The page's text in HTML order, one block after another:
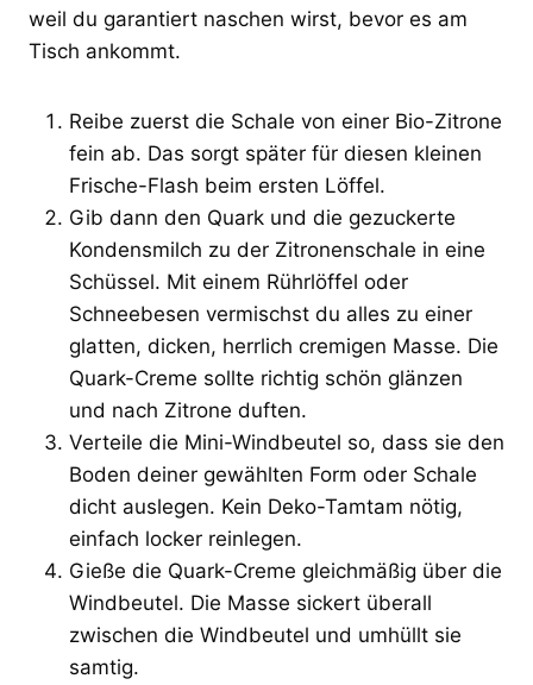
weil du garantiert naschen wirst, bevor es am
Tisch ankommt.
Reibe zuerst die Schale von einer Bio-Zitrone
fein ab. Das sorgt später für diesen kleinen
Frische-Flash beim ersten Löffel.
Gib dann den Quark und die gezuckerte
Kondensmilch zu der Zitronenschale in eine
Schüssel. Mit einem Rührlöffel oder
Schneebesen vermischst du alles zu einer
glatten, dicken, herrlich cremigen Masse. Die
Quark-Creme sollte richtig schön glänzen
und nach Zitrone duften.
Verteile die Mini-Windbeutel so, dass sie den
Boden deiner gewählten Form oder Schale
dicht auslegen. Kein Deko-Tamtam nötig,
einfach locker reinlegen.
Gieße die Quark-Creme gleichmäßig über die
Windbeutel. Die Masse sickert überall
zwischen die Windbeutel und umhüllt sie
samtig.